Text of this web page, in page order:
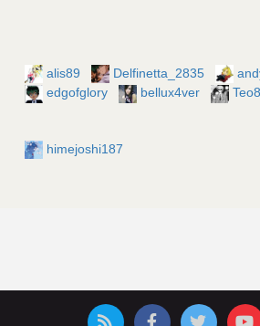
alis89 Delfinetta_2835
edgofglory
bellux4ver
himejoshi187